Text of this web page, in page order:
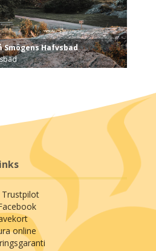
Smögens Hafvsbad
online